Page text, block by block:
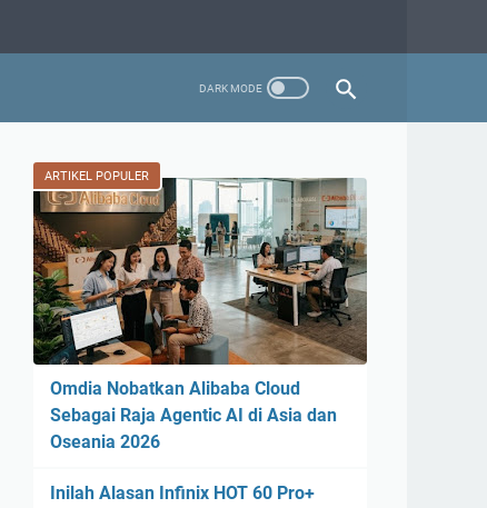
ARTIKEL POPULER
Omdia Nobatkan Alibaba Cloud
Sebagai Raja Agentic AI di Asia dan
Oseania 2026
Inilah Alasan Infinix HOT 60 Pro+